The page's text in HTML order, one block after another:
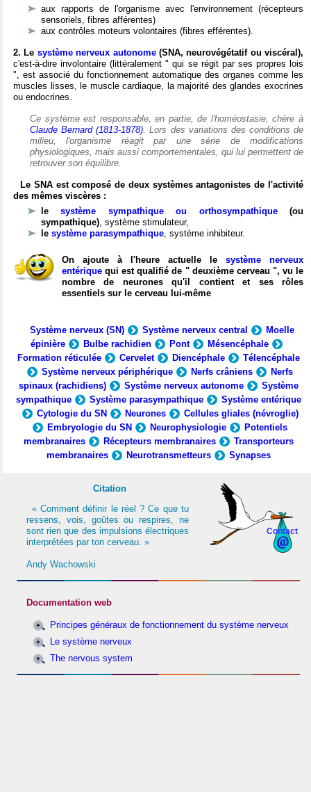
aux rapports de l'organisme avec l'environnement (récepteurs
sensoriels, fibres afférentes)
aux contrôles moteurs volontaires (fibres efférentes).
2. Le système nerveux autonome(SNA, neurovégétatif ou viscéral),
c'est-à-dire involontaire (littéralement " qui se régit par ses propres lois
", est associé du fonctionnement automatique des organes comme les
muscles lisses, le muscle cardiaque, la majorité des glandes exocrines
ou endocrines.
Ce système est responsable, en partie, de l'homéostasie, chère à
Claude Bernard (1813-1878). Lors des variations des conditions de
milieu, l'organisme réagit par une série de modifications
physiologiques, mais aussi comportementales, qui lui permettent de
retrouver son équilibre.
Le SNA est composé de deux systèmes antagonistes de l'activité
des mêmes viscères :
lesystème sympathique ou orthosympathique(ou
sympathique), système stimulateur,
le système parasympathique, système inhibiteur.
On ajoute à l'heure actuelle le système nerveux
entérique qui est qualifié de " deuxième cerveau ", vu le
nombre de neurones qu'il contient et ses rôles
essentiels sur le cerveau lui-même
Système nerveux (SN) Système nerveux central
Moelle
épinière
Bulbe rachidien Pont
Mésencéphale
Formation réticulée
Cervelet Diencéphale
Télencéphale
Système nerveux périphérique
Nerfs crâniens
Nerfs
spinaux (rachidiens)
Système nerveux autonome
Système
sympathique
Système parasympathique
Système entérique
Cytologie du SN
Neurones
Cellules gliales (névroglie)
Embryologie du SN
Neurophysiologie
Potentiels
membranaires
Récepteurs membranaires
Transporteurs
membranaires
Neurotransmetteurs Synapses
Contact
Citation
« Comment définir le réel ? Ce que tu
ressens, vois, goûtes ou respires, ne
sont rien que des impulsions électriques
interprétées par ton cerveau. »
Andy Wachowski
Documentation web
Principes généraux de fonctionnement du système nerveux
Le système nerveux
The nervous system